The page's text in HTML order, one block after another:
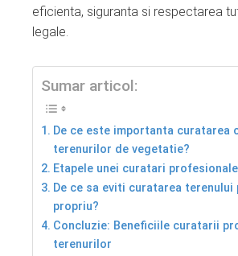
eficienta, siguranta si respectarea
legale.
Sumar articol:
De ce este importanta curatarea
terenurilor de vegetatie?
Etapele unei curatari
De ce sa eviti curatarea terenului
propriu?
Concluzie: Beneficiile curatarii
terenurilor